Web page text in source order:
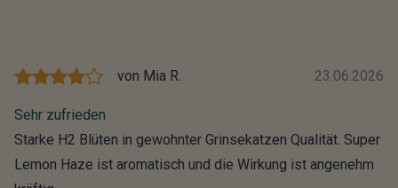
von Mia R. 23.06.2026
Sehr zufrieden
Starke H2 Blüten in gewohnter Grinsekatzen Qualität. Super
Lemon Haze ist aromatisch und die Wirkung ist angenehm